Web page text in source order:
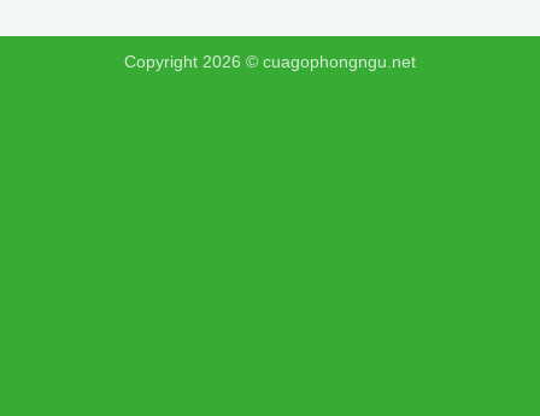
Copyright 2026 © cuagophongngu.net